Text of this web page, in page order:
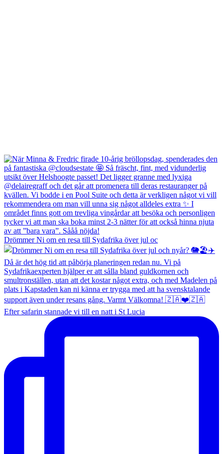
Drömmer Ni om en resa till Sydafrika över jul oc
Efter safarin stannade vi till en natt i St Lucia